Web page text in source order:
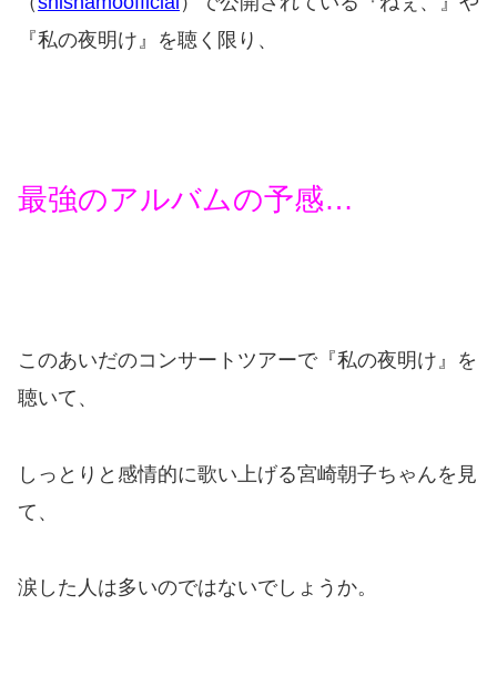
『私の夜明け』を聴く限り、
最強のアルバムの予感…
このあいだのコンサートツアーで『私の夜明け』を
聴いて、
しっとりと感情的に歌い上げる宮崎朝子ちゃんを見
て、
涙した人は多いのではないでしょうか。